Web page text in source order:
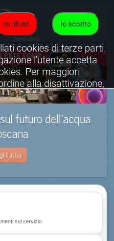
futuro dell’acqua
tutto
sul servizio
Io accetto
Io rifiuto
cookies di terze parti.
l'utente accetta
Per maggiori
alla disattivazione,
cookies
completa.